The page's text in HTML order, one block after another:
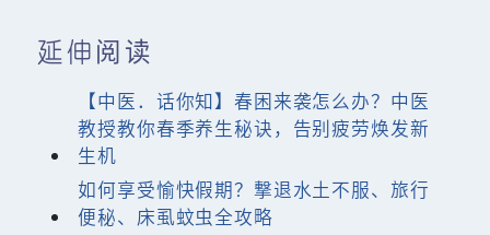
延伸阅读
【中医．话你知】春困来袭怎么办？中医
教授教你春季养生秘诀，告别疲劳焕发新
生机
如何享受愉快假期？撃退水土不服、旅行
便秘、床虱蚊虫全攻略